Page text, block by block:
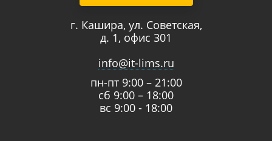
г. Кашира, ул. Советская,
д. 1, офис 301
info@it-lims.ru
пн-пт 9:00 – 21:00
сб 9:00 – 18:00
вс 9:00 - 18:00